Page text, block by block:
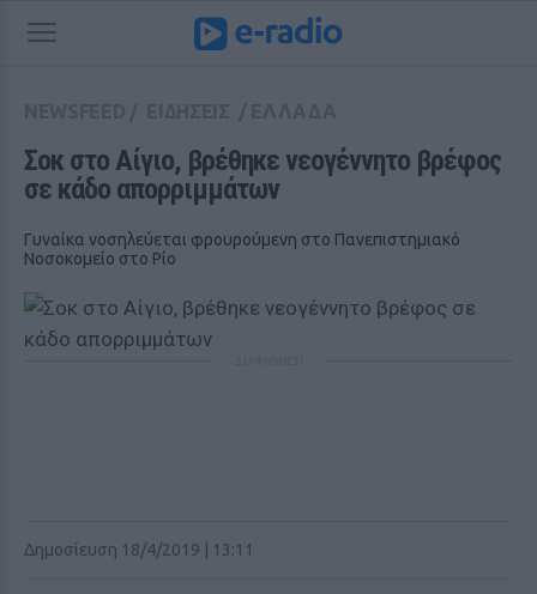
Σοκ στο Αίγιο, βρέθηκε νεογέννητο βρέφος
σε κάδο απορριμμάτων
Γυναίκα νοσηλεύεται φρουρούμενη στο Πανεπιστημιακό
Νοσοκομείο στο Ρίο
Δημοσίευση 18/4/2019 | 13:11